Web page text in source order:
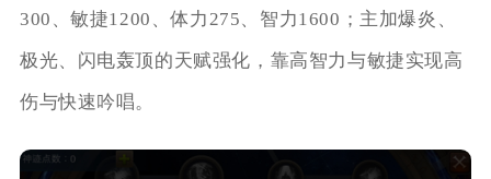
300、敏捷1200、体力275、智力1600；主加爆炎、
极光、闪电轰顶的天赋强化，靠高智力与敏捷实现高
伤与快速吟唱。